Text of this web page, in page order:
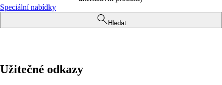
Speciální nabídky
Hledat
Užitečné odkazy